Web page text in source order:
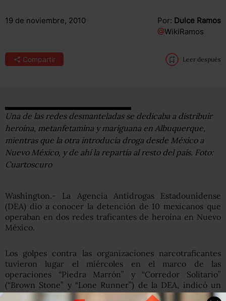
19 de noviembre, 2010 Por: Dulce Ramos
@WikiRamos
Compartir Leer después
Una de las redes desmanteladas se dedicaba a distribuir
heroína, metanfetamina y mariguana en Albuquerque,
mientras que la otra introducía droga desde México a
Nuevo México, y de ahí la repartía al resto del país. Foto:
Cuartoscuro
Washington.- La Agencia Antidrogas Estadounidense
(DEA) dio a conocer la detención de 10 mexicanos que
operaban en dos redes traficantes de heroína en Nuevo
México.
Los golpes contra las organizaciones narcotraficantes
tuvieron lugar el miércoles en el marco de las
operaciones “Piedra Marrón” y “Corredor Solitario”
(“Brown Stone” y “Lone Runner”) de la DEA, indicó un
comunicado.